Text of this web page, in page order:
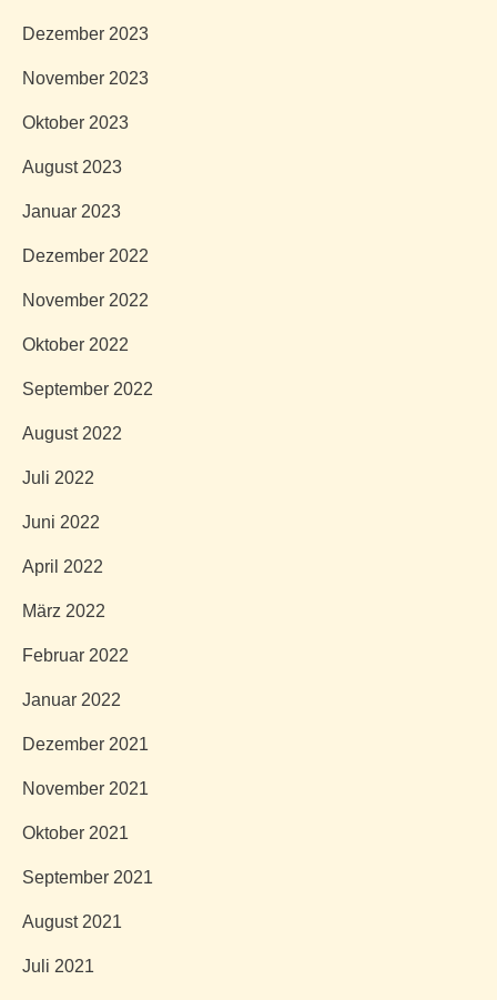
Dezember 2023
November 2023
Oktober 2023
August 2023
Januar 2023
Dezember 2022
November 2022
Oktober 2022
September 2022
August 2022
Juli 2022
Juni 2022
April 2022
März 2022
Februar 2022
Januar 2022
Dezember 2021
November 2021
Oktober 2021
September 2021
August 2021
Juli 2021